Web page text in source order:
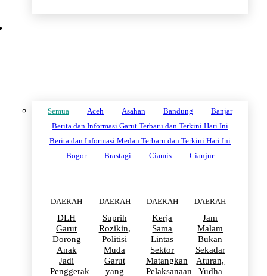
Semua Aceh Asahan Bandung
Banjar
Berita dan Informasi Garut Terbaru dan Terkini Hari Ini
Berita dan Informasi Medan Terbaru dan Terkini Hari Ini
Bogor
Brastagi Ciamis Cianjur
DAERAH
DLH
Garut
Dorong
Anak
Jadi
Penggerak
DAERAH
Suprih
Rozikin,
Politisi
Muda
Garut
yang
DAERAH
Kerja
Sama
Lintas
Sektor
Matangkan
Pelaksanaan
DAERAH
Jam
Malam
Bukan
Sekadar
Aturan,
Yudha